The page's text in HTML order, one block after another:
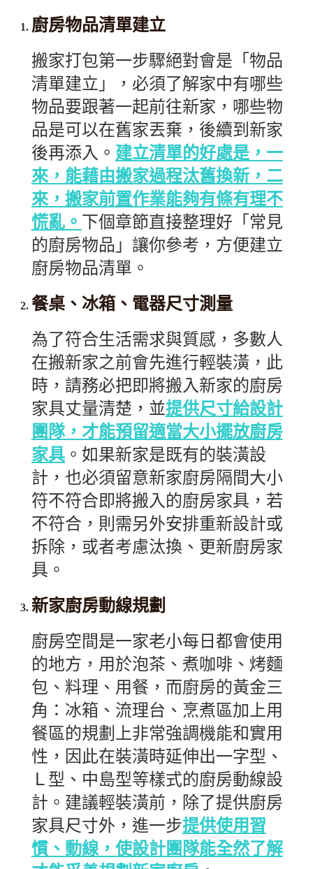
廚房物品清單建立
搬家打包第一步驟絕對會是「物品
清單建立」，必須了解家中有哪些
物品要跟著一起前往新家，哪些物
品是可以在舊家丟棄，後續到新家
後再添入。 建立清單的好處是，一
來，能藉由搬家過程汰舊換新，二
來，搬家前置作業能夠有條有理不
慌亂。 下個章節直接整理好「常見
的廚房物品」讓你參考，方便建立
廚房物品清單。
餐桌、冰箱、電器尺寸測量
為了符合生活需求與質感，多數人
在搬新家之前會先進行輕裝潢，此
時，請務必把即將搬入新家的廚房
家具丈量清楚，並提供尺寸給設計
團隊，才能預留適當大小擺放廚房
家具。如果新家是既有的裝潢設
計，也必須留意新家廚房隔間大小
符不符合即將搬入的廚房家具，若
不符合，則需另外安排重新設計或
拆除，或者考慮汰換、更新廚房家
具。
新家廚房動線規劃
廚房空間是一家老小每日都會使用
的地方，用於泡茶、煮咖啡、烤麵
包、料理、用餐，而廚房的黃金三
角：冰箱、流理台、烹煮區加上用
餐區的規劃上非常強調機能和實用
性，因此在裝潢時延伸出一字型、
Ｌ型、中島型等樣式的廚房動線設
計。建議輕裝潢前，除了提供廚房
家具尺寸外，進一步提供使用習
慣、動線，使設計團隊能全然了解